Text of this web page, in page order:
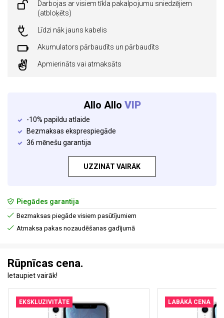
Darbojas ar visiem tīkla pakalpojumu sniedzējiem
(atbloķēts)
Līdzi nāk jauns kabelis
Akumulators pārbaudīts un pārbaudīts
Apmierināts vai atmaksāts
Allo Allo VIP
-10% papildu atlaide
Bezmaksas eksprespiegāde
36 mēnešu garantija
UZZINĀT VAIRĀK
Piegādes garantija
Bezmaksas piegāde visiem pasūtījumiem
Atmaksa pakas nozaudēšanas gadījumā
Rūpnīcas cena.
Ietaupiet vairāk!
EKSKLUZIVITĀTE LABĀKĀ CENA